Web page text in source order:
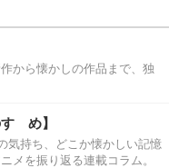
から懐かしの作品まで、独
ゝめ】
気持ち、どこか懐かしい記憶
を振り返る連載コラム。